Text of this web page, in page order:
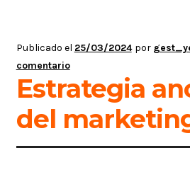
Publicado el 25/03/2024 por
comentario
Estrategia
del